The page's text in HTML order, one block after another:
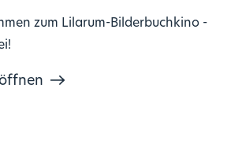
zum Lilarum-Bilderbuchkino -